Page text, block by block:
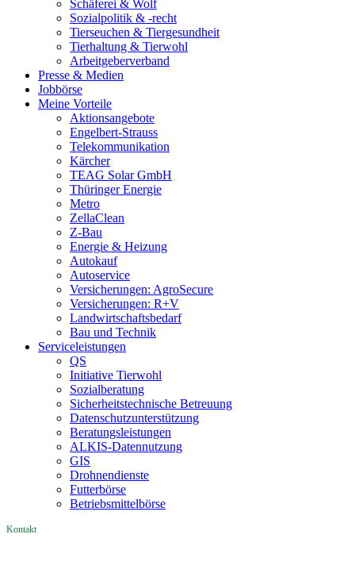
Schäferei & Wolf
Sozialpolitik & -recht
Tierseuchen & Tiergesundheit
Tierhaltung & Tierwohl
Arbeitgeberverband
Presse & Medien
Jobbörse
Meine Vorteile
Aktionsangebote
Engelbert-Strauss
Telekommunikation
Kärcher
TEAG Solar GmbH
Thüringer Energie
Metro
ZellaClean
Z-Bau
Energie & Heizung
Autokauf
Autoservice
Versicherungen: AgroSecure
Versicherungen: R+V
Landwirtschaftsbedarf
Bau und Technik
Service­­leistungen
QS
Initiative Tierwohl
Sozialberatung
Sicherheitstechnische Betreuung
Datenschutzunterstützung
Beratungsleistungen
ALKIS-Datennutzung
GIS
Drohnendienste
Futterbörse
Betriebsmittelbörse
Kontakt